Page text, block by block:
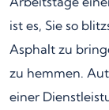
ist es, Sie so
Asphalt zu
zu hemmen.
einer